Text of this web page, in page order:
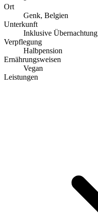
Ort
Genk, Belgien
Unterkunft
Inklusive Übernachtung
Verpflegung
Halbpension
Ernährungsweisen
Vegan
Leistungen